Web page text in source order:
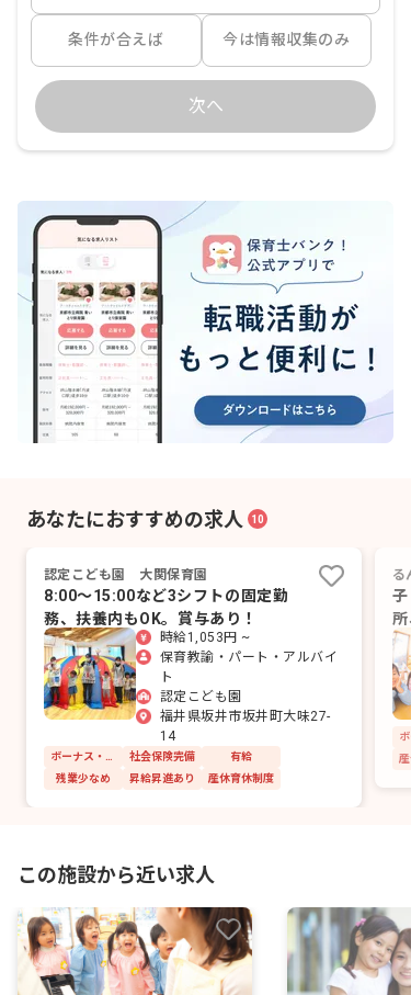
条件が合えば 今は情報収集のみ
次へ
あなたにおすすめの求人 10
認定こども園 大関保育園
8:00～15:00など3シフトの固定勤
務、扶養内もOK。賞与あり！
時給1,053円 ~
保育教諭・パート・アルバイ
ト
認定こども園
福井県坂井市坂井町大味27-
14
社会保険完備
有給
残業少なめ
昇給昇進あり 産休育休制度
る
か
産
この施設から近い求人